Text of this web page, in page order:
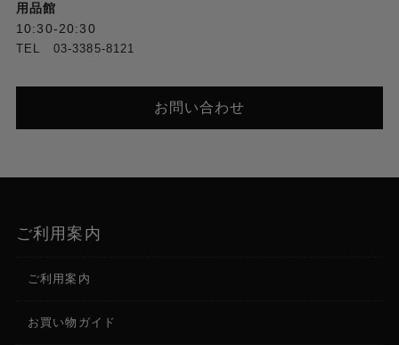
用品館
10:30-20:30
TEL 03-3385-8121
お問い合わせ
ご利用案内
ご利用案内
お買い物ガイド